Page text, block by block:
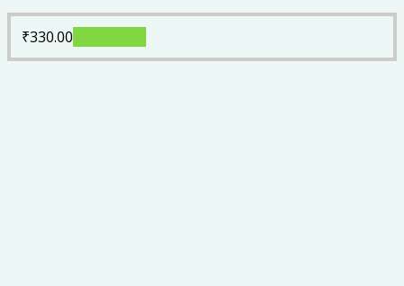
₹330.00